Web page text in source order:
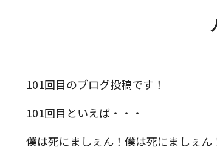
101回目のブログ投稿です！
101回目といえば・・・
僕は死にましぇん！僕は死にましぇ